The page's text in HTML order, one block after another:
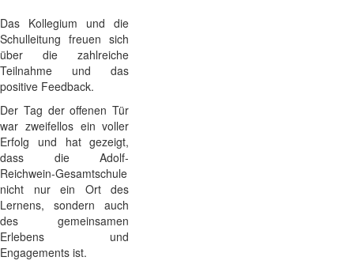
Das Kollegium und die
Schulleitung freuen sich
über die zahlreiche
Teilnahme und das
positive Feedback.
Der Tag der offenen Tür
war zweifellos ein voller
Erfolg und hat gezeigt,
dass die Adolf-
Reichwein-Gesamtschule
nicht nur ein Ort des
Lernens, sondern auch
des gemeinsamen
Erlebens und
Engagements ist.